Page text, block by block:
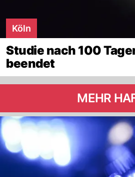
Köln
Studie nach 100
beendet
MEHR